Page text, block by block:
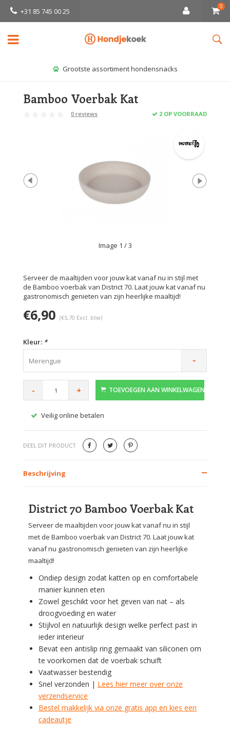
+31 85 745 00 25
0
Grootste assortiment hondensnacks
Bamboo Voerbak Kat
0 reviews 2 OP VOORRAAD
Image 1 / 3
Serveer de maaltijden voor jouw kat vanaf nu in stijl met
de Bamboo voerbak van District 70. Laat jouw kat vanaf nu
gastronomisch genieten van zijn heerlijke maaltijd!
€6,90 (€5,70 Excl. btw)
Kleur: *
Merengue
- + TOEVOEGEN AAN WINKELWAGEN
Veilig online betalen
DEEL DIT PRODUCT
Beschrijving
District 70 Bamboo Voerbak Kat
Serveer de maaltijden voor jouw kat vanaf nu in stijl
met de Bamboo voerbak van District 70. Laat jouw kat
vanaf nu gastronomisch genieten van zijn heerlijke
maaltijd!
Ondiep design zodat katten op en comfortabele
manier kunnen eten
Zowel geschikt voor het geven van nat – als
droogvoeding en water
Stijlvol en natuurlijk design welke perfect past in
ieder interieur
Bevat een antislip ring gemaakt van siliconen om
te voorkomen dat de voerbak schuift
Vaatwasser bestendig
Snel verzonden | Lees hier meer over onze
verzendservice
Bestel makkelijk via onze gratis app en kies een
cadeautje